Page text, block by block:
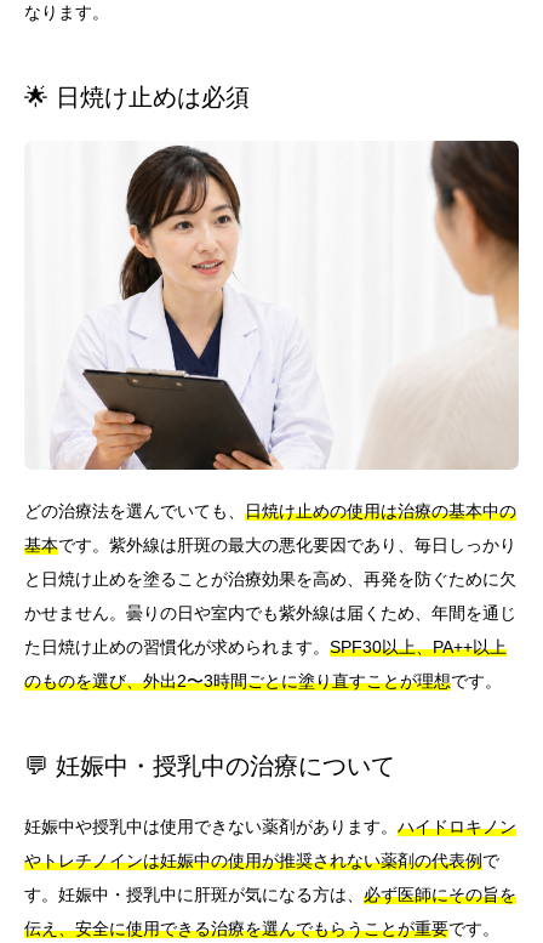
なります。
🌟 日焼け止めは必須
どの治療法を選んでいても、 日焼け止めの使用は治療の基本中の
基本です。紫外線は肝斑の最大の悪化要因であり、毎日しっかり
と日焼け止めを塗ることが治療効果を高め、再発を防ぐために欠
かせません。曇りの日や室内でも紫外線は届くため、年間を通じ
た日焼け止めの習慣化が求められます。 SPF30以上、PA++以上
のものを選び、外出2〜3時間ごとに塗り直すことが理想です。
💬 妊娠中・授乳中の治療について
妊娠中や授乳中は使用できない薬剤があります。 ハイドロキノン
やトレチノインは妊娠中の使用が推奨されない薬剤の代表例で
す。妊娠中・授乳中に肝斑が気になる方は、 必ず医師にその旨を
伝え、安全に使用できる治療を選んでもらうことが重要です。